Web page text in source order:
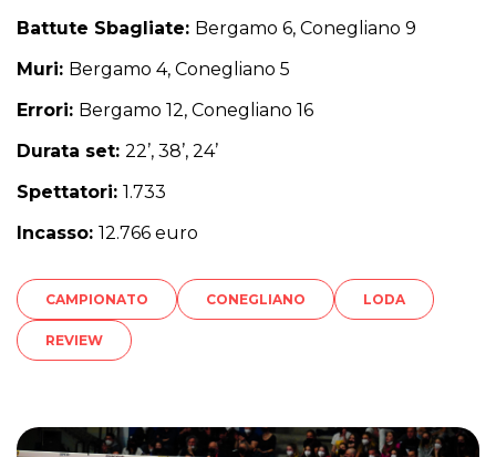
Battute Sbagliate: Bergamo 6, Conegliano 9
Muri: Bergamo 4, Conegliano 5
Errori: Bergamo 12, Conegliano 16
Durata set: 22’, 38’, 24’
Spettatori: 1.733
Incasso: 12.766 euro
CAMPIONATO CONEGLIANO LODA
REVIEW